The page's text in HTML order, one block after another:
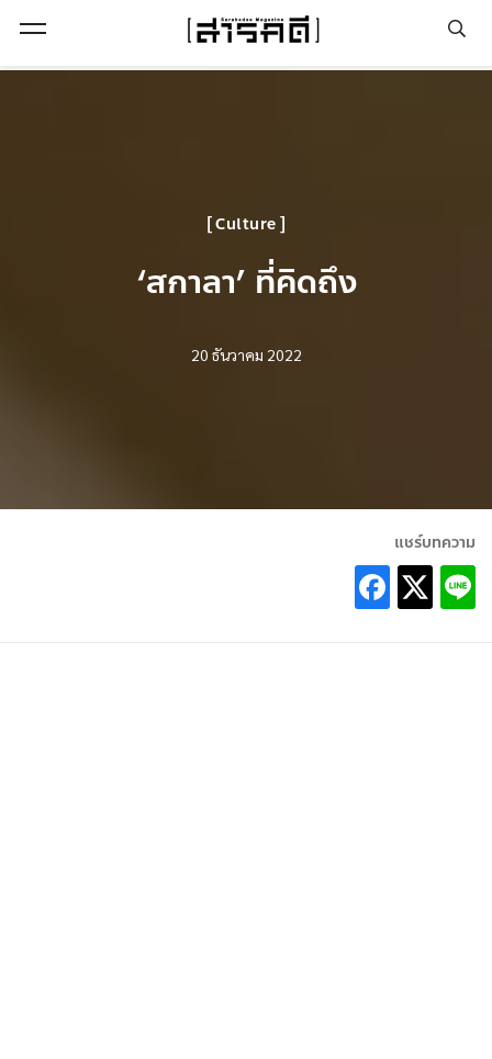
Culture
‘สกาลา’ ที่คิดถึง
20 ธันวาคม 2022
แชร์บทความ